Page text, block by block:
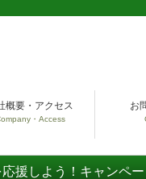
概要・アクセス
・Access
お
援しよう！キャンペ